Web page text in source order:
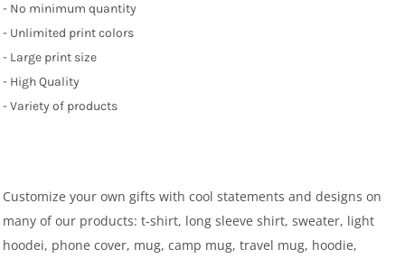
- No minimum quantity
- Unlimited print colors
- Large print size
- High Quality
- Variety of products
Customize your own gifts with cool statements and designs on
many of our products: t-shirt, long sleeve shirt, sweater, light
hoodei, phone cover, mug, camp mug, travel mug, hoodie,